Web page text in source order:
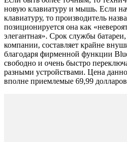
новую клавиатуру и мышь. Если
клавиатуру, то производитель
позиционируется она как
элегантная». Срок службы
компании, составляет крайне
благодаря фирменной функции
свободно и очень быстро
разными устройствами. Цена
вполне приемлемые 69,99